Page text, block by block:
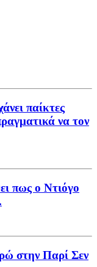
παίκτες
να τον
πως ο Ντιόγο
στην Παρί Σεν